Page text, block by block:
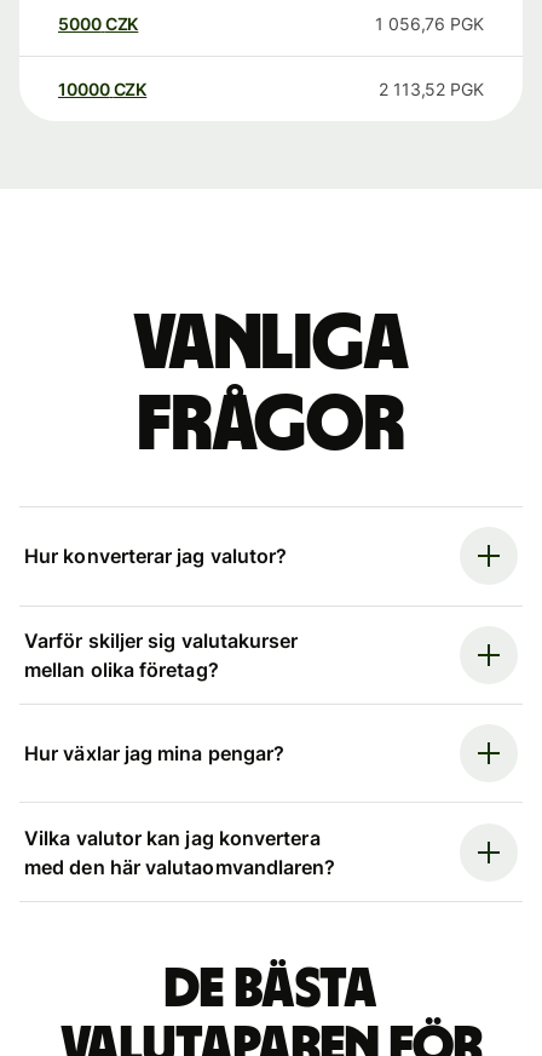
5000CZK 1 056,76 PGK
10000 CZK 2 113,52 PGK
Vanliga
frågor
Hur konverterar jag valutor?
Varför skiljer sig valutakurser
mellan olika företag?
Hur växlar jag mina pengar?
Vilka valutor kan jag konvertera
med den här valutaomvandlaren?
De bästa